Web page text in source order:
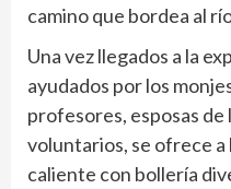
camino que bordea al
Una vez llegados a la
ayudados por los
profesores, esposas de
voluntarios, se ofrece
caliente con bollería